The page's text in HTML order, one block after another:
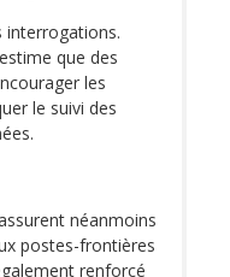
interrogations.
que des
les
le suivi des
néanmoins
postes-frontières
renforcé